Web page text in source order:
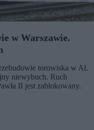
w Warszawie.
torowiska w Al.
niewybuch. Ruch
II jest zablokowany.